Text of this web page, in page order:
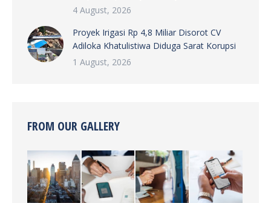
4 August, 2026
Proyek Irigasi Rp 4,8 Miliar Disorot CV
Adiloka Khatulistiwa Diduga Sarat Korupsi
1 August, 2026
FROM OUR GALLERY